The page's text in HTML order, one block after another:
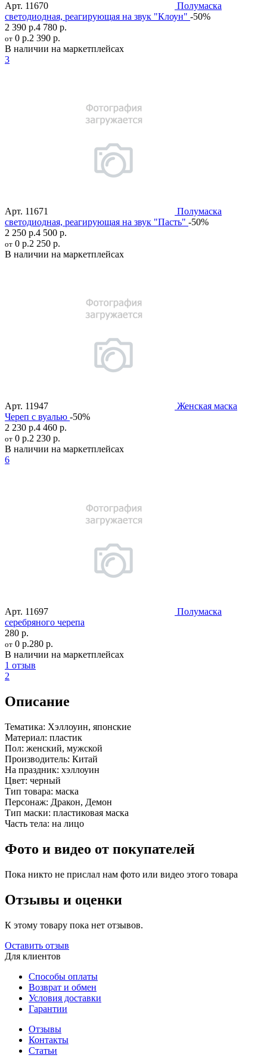
Арт. 11670
Полумаска
светодиодная, реагирующая на звук "Клоун" -50%
2 390 р.4 780 р.
от 0 р.2 390 р.
В наличии на маркетплейсах
3
Арт. 11671
Полумаска
светодиодная, реагирующая на звук "Пасть" -50%
2 250 р.4 500 р.
от 0 р.2 250 р.
В наличии на маркетплейсах
Арт. 11947
Женская маска
Череп с вуалью -50%
2 230 р.4 460 р.
от 0 р.2 230 р.
В наличии на маркетплейсах
6
Арт. 11697
Полумаска
серебряного черепа
280 р.
от 0 р.280 р.
В наличии на маркетплейсах
1 отзыв
2
Описание
Тематика: Хэллоуин, японские
Материал: пластик
Пол: женский, мужской
Производитель: Китай
На праздник: хэллоуин
Цвет: черный
Тип товара: маска
Персонаж: Дракон, Демон
Тип маски: пластиковая маска
Часть тела: на лицо
Фото и видео от покупателей
Пока никто не прислал нам фото или видео этого товара
Отзывы и оценки
К этому товару пока нет отзывов.
Оставить отзыв
Для клиентов
Способы оплаты
Возврат и обмен
Условия доставки
Гарантии
Отзывы
Контакты
Статьи